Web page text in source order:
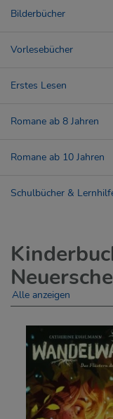
Bilderbücher
Vorlesebücher
Erstes Lesen
Romane ab 8 Jahren
Romane ab 10 Jahren
Schulbücher &
Alle anzeigen